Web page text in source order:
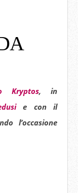
Kryptos, in
e con il
l’occasione